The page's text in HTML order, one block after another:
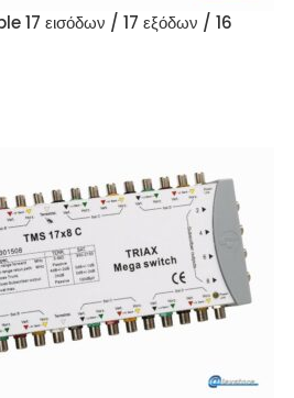
17 εισόδων / 17 εξόδων / 16